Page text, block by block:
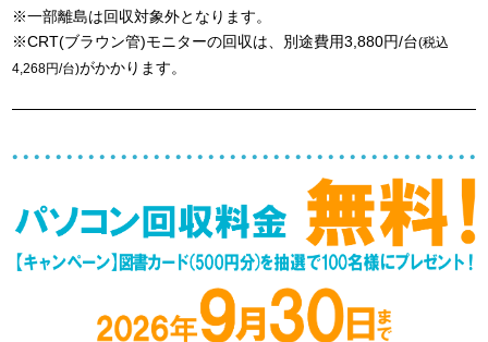
※一部離島は回収対象外となります。
※CRT(ブラウン管)モニターの回収は、別途費用3,880円/台(税込
4,268円/台)がかかります。